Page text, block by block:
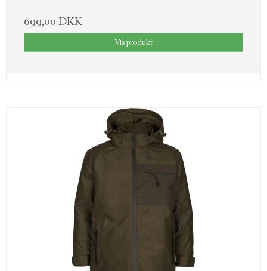
699,00 DKK
Vis produkt